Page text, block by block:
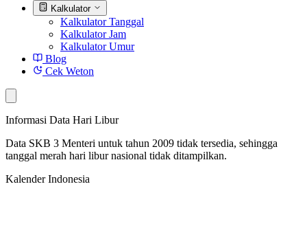
Kalkulator
Kalkulator Tanggal
Kalkulator Jam
Kalkulator Umur
Blog
Cek Weton
Informasi Data Hari Libur
Data SKB 3 Menteri untuk tahun 2009 tidak tersedia, sehingga
tanggal merah hari libur nasional tidak ditampilkan.
Kalender Indonesia